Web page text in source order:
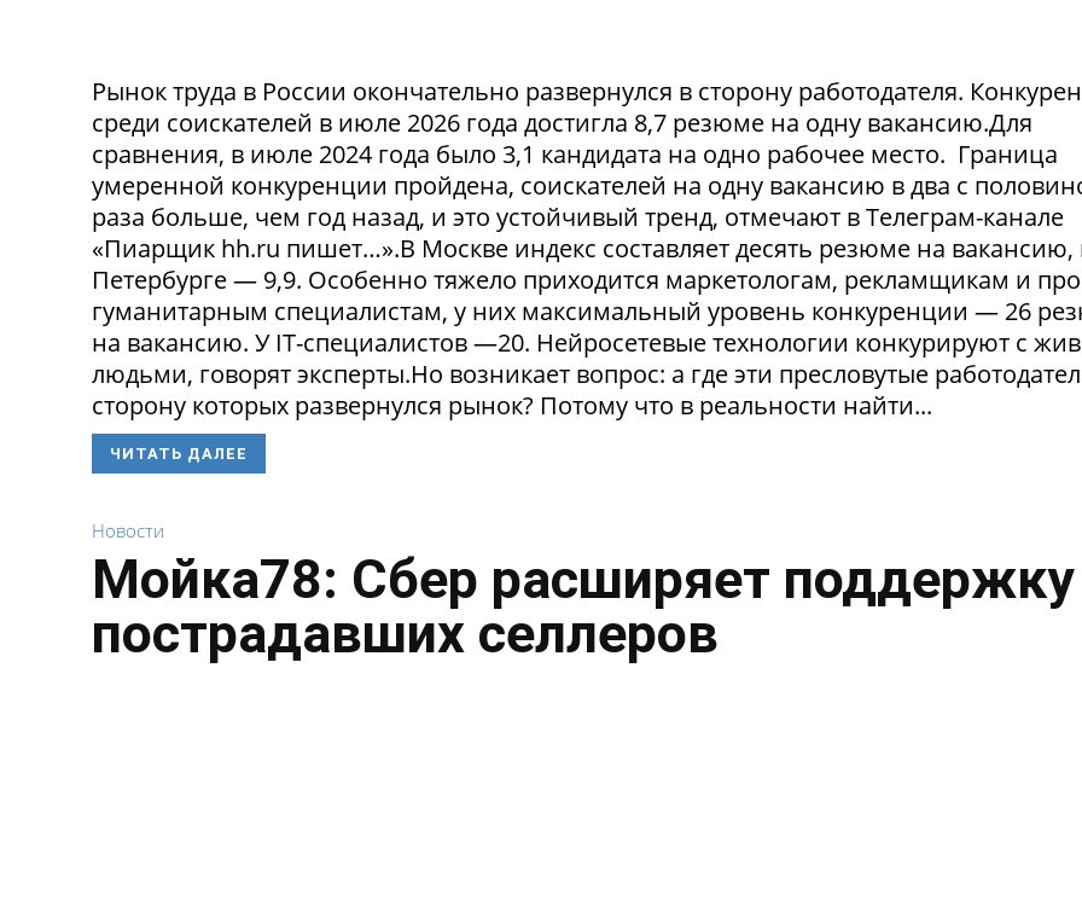
Рынок труда в России окончательно развернулся в сторону работодателя.
среди соискателей в июле 2026 года достигла 8,7 резюме на одну вакансию.Для
сравнения, в июле 2024 года было 3,1 кандидата на одно рабочее место. Граница
умеренной конкуренции пройдена, соискателей на одну вакансию в два с
раза больше, чем год назад, и это устойчивый тренд, отмечают в Телеграм-канале
«Пиарщик hh.ru пишет…».В Москве индекс составляет десять резюме на вакансию,
Петербурге — 9,9. Особенно тяжело приходится маркетологам, рекламщикам и
гуманитарным специалистам, у них максимальный уровень конкуренции — 26
на вакансию. У IT-специалистов —20. Нейросетевые технологии конкурируют с
людьми, говорят эксперты.Но возникает вопрос: а где эти пресловутые
сторону которых развернулся рынок? Потому что в реальности найти...
ЧИТАТЬ ДАЛЕЕ
Новости
Мойка78: Сбер расширяет поддержку
пострадавших селлеров